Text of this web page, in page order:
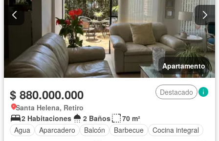
Apartamento
$ 880.000.000
Destacado
Santa Helena, Retiro
2 Habitaciones
2 Baños
70 m²
Agua
Aparcadero Balcón Barbecue Cocina integral